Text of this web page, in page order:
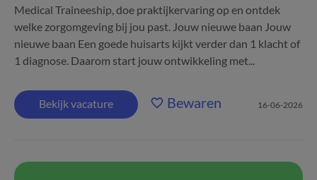
Medical Traineeship, doe praktijkervaring op en ontdek
welke zorgomgeving bij jou past. Jouw nieuwe baan Jouw
nieuwe baan Een goede huisarts kijkt verder dan 1 klacht of
1 diagnose. Daarom start jouw ontwikkeling met...
Bekijk vacature Bewaren 16-06-2026